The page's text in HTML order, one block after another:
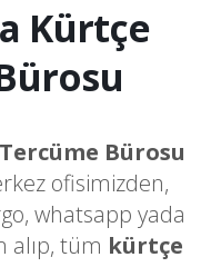
Kürtçe
Bürosu
ofisimizden,
whatsapp yada
alıp, tüm kürtçe